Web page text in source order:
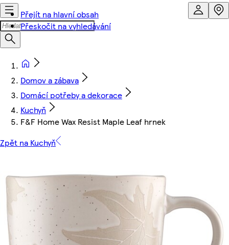
Přejít na hlavní obsah
Přeskočit na vyhledávání
Domov a zábava
Domácí potřeby a dekorace
Kuchyň
F&F Home Wax Resist Maple Leaf hrnek
Zpět na Kuchyň